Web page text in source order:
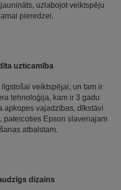
uzlabojot veiktspēju
pieredzei.
uzticamība
veiktspējai, un tam ir
tehnoloģija, kam ir 3 gadu
apkopes vajadzības, dīkstāvi
pateicoties Epson slavenajam
atbalstam.
dizains